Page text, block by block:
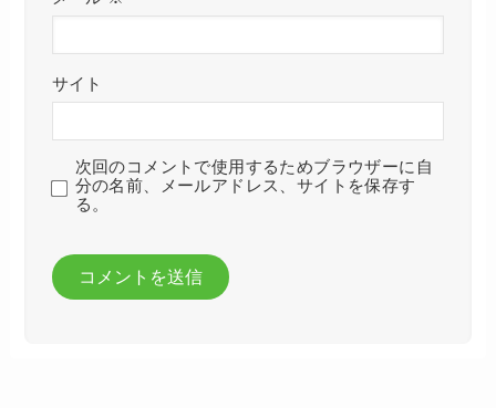
サイト
次回のコメントで使用するためブラウザーに自
分の名前、メールアドレス、サイトを保存す
る。